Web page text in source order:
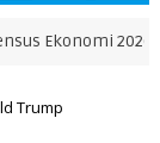
Ekonomi 2026
Trump